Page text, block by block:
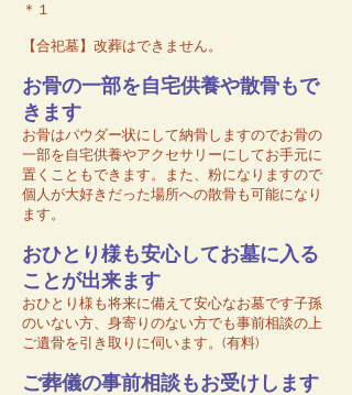
＊１
【合祀墓】改葬はできません。
お骨の一部を自宅供養や散骨もで
きます
お骨はパウダー状にして納骨しますのでお骨の
一部を自宅供養やアクセサリーにしてお手元に
置くこともできます。また、粉になりますので
個人が大好きだった場所への散骨も可能になり
ます。
​おひとり様も安心してお墓に入る
ことが出来ます
おひとり様も将来に備えて安心なお墓です子孫
のいない方、身寄りのない方でも事前相談の上
ご遺骨を引き取りに伺います。(有料)
ご葬儀の事前相談もお受けします